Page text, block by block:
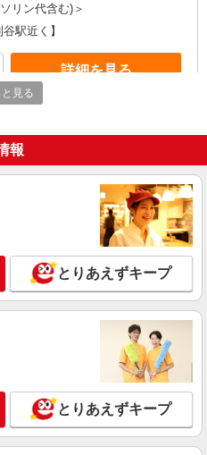
リン代含む)＞
駅近く】
詳細を見る
OKの介護スタッフ
円〜1,600円 ★週払いOK（規定あ
幅は経験・能力による
【最寄駅】逢妻駅 ★勤務地は
★ 自宅から通いやすいエリアなど、
をお選び下さい！！
詳細を見る
イサービス☆車の運転できる方優
〜2125円 ＜日払い有/週払い有/交
リン代含む)＞
駅近く】
と見る
報
とりあえずキープ
とりあえずキープ